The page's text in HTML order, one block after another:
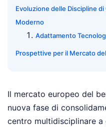
Evoluzione delle Discipline
Moderno
Adattamento
Prospettive per il Mercato
Il mercato europeo del
nuova fase di
centro multidisciplinare